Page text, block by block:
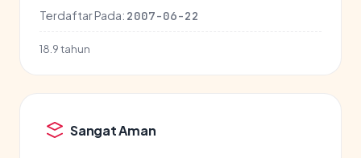
Terdaftar Pada: 2007-06-22
18.9 tahun
Sangat Aman